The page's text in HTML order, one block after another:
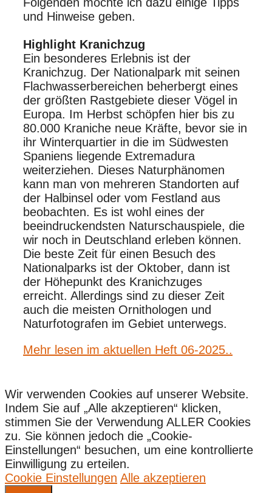
und Hinweise geben.
Highlight Kranichzug
Ein besonderes Erlebnis ist der
Kranichzug. Der Nationalpark mit seinen
Flachwasserbereichen beherbergt eines
der größten Rastgebiete dieser Vögel in
Europa. Im Herbst schöpfen hier bis zu
80.000 Kraniche neue Kräfte, bevor sie in
ihr Winterquartier in die im Südwesten
Spaniens liegende Extremadura
weiterziehen. Dieses Naturphänomen
kann man von mehreren Standorten auf
der Halbinsel oder vom Festland aus
beobachten. Es ist wohl eines der
beeindruckendsten Naturschauspiele, die
wir noch in Deutschland erleben können.
Die beste Zeit für einen Besuch des
Nationalparks ist der Oktober, dann ist
der Höhepunkt des Kranichzuges
erreicht. Allerdings sind zu dieser Zeit
auch die meisten Ornithologen und
Naturfotografen im Gebiet unterwegs.
Mehr lesen im aktuellen Heft 06-2025..
Wir verwenden Cookies auf unserer Website.
Indem Sie auf „Alle akzeptieren“ klicken,
stimmen Sie der Verwendung ALLER Cookies
zu. Sie können jedoch die „Cookie-
Einstellungen“ besuchen, um eine kontrollierte
Einwilligung zu erteilen.
Cookie Einstellungen Alle akzeptieren